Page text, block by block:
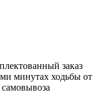
заказ
минутах ходьбы от